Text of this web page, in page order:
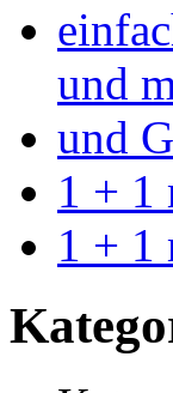
und
und
1 + 1
1 + 1